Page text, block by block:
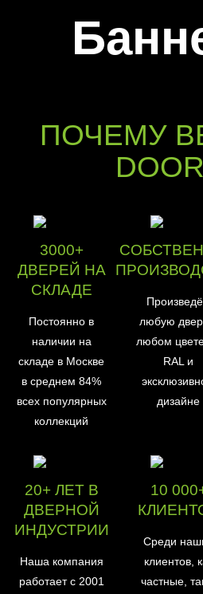
ПОЧЕМУ
3000+
ДВЕРЕЙ НА
СКЛАДЕ
Постоянно в
наличии на
складе в Москве
в среднем 84%
всех популярных
коллекций
любую
любом
RAL и
дизайне
20+ ЛЕТ В
ДВЕРНОЙ
ИНДУСТРИИ
Наша компания
работает с 2001
10
Среди
клиентов,
частные,